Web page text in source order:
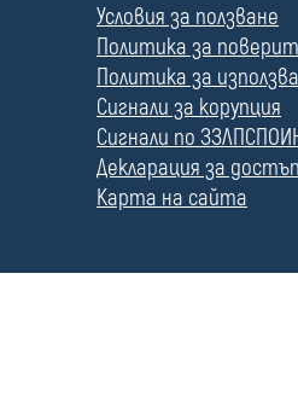
л
е
Условия за ползване
Политика за
Политика за
Сигнали за корупция
Сигнали по
Декларация за
Карта на сайта